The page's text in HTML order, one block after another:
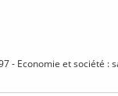
- Economie et société :